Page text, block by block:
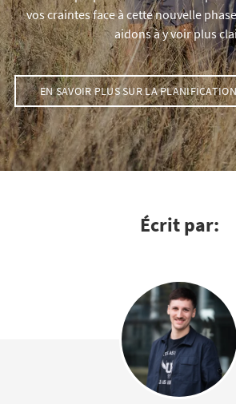
vos craintes face à cette nouvelle
aidons à y voir plus
EN SAVOIR PLUS SUR LA
Écrit par: